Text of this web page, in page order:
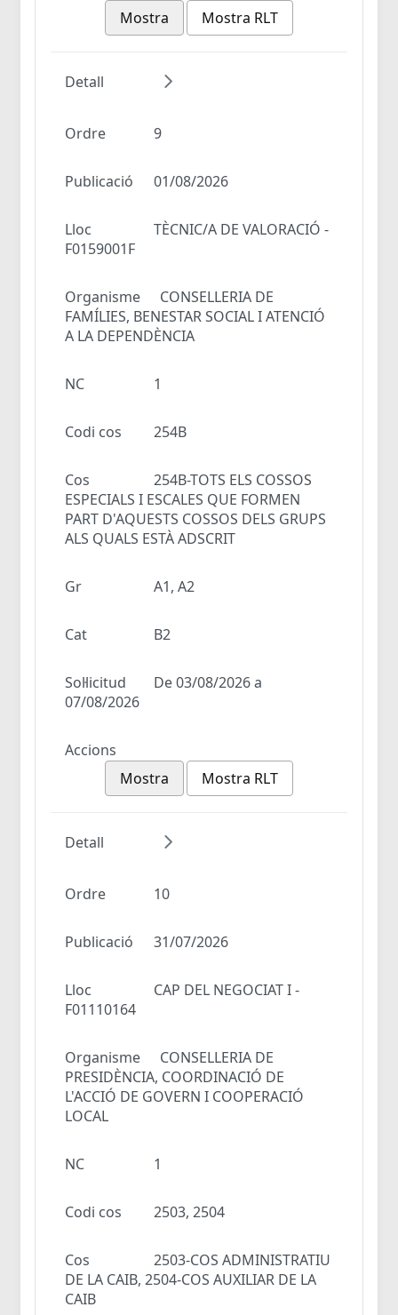
Mostra
Mostra RLT
Detall
Ordre 9
Publicació 01/08/2026
Lloc
TÈCNIC/A DE VALORACIÓ -
F0159001F
Organisme
CONSELLERIA DE
FAMÍLIES, BENESTAR SOCIAL I ATENCIÓ
A LA DEPENDÈNCIA
NC 1
Codi cos 254B
Cos
254B-TOTS ELS COSSOS
ESPECIALS I ESCALES QUE FORMEN
PART D'AQUESTS COSSOS DELS GRUPS
ALS QUALS ESTÀ ADSCRIT
Gr A1, A2
Cat B2
Sol·licitud
De 03/08/2026 a
07/08/2026
Accions
Mostra
Mostra RLT
Detall
Ordre 10
Publicació 31/07/2026
Lloc
CAP DEL NEGOCIAT I -
F01110164
Organisme
CONSELLERIA DE
PRESIDÈNCIA, COORDINACIÓ DE
L'ACCIÓ DE GOVERN I COOPERACIÓ
LOCAL
NC 1
Codi cos 2503, 2504
Cos
2503-COS ADMINISTRATIU
DE LA CAIB, 2504-COS AUXILIAR DE LA
CAIB